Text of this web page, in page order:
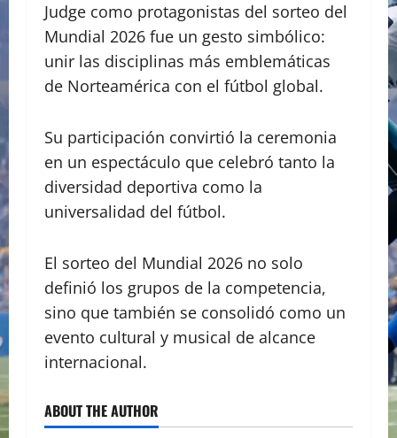
Judge como protagonistas del sorteo del
Mundial 2026 fue un gesto simbólico:
unir las disciplinas más emblemáticas
de Norteamérica con el fútbol global.
Su participación convirtió la ceremonia
en un espectáculo que celebró tanto la
diversidad deportiva como la
universalidad del fútbol.
El sorteo del Mundial 2026 no solo
definió los grupos de la competencia,
sino que también se consolidó como un
evento cultural y musical de alcance
internacional.
ABOUT THE AUTHOR